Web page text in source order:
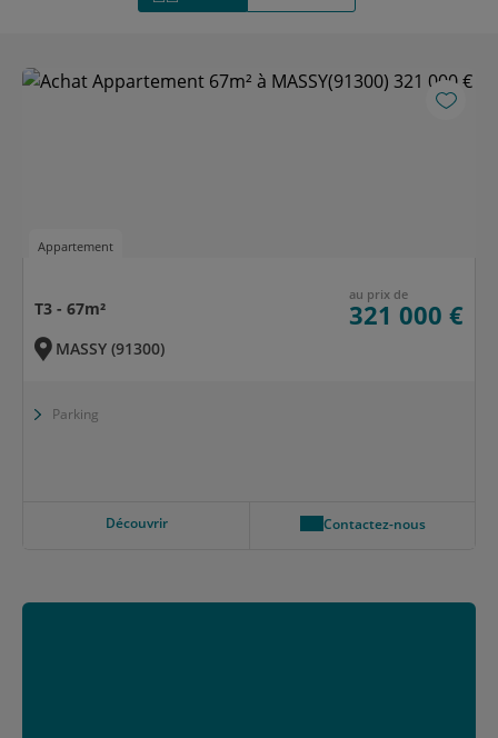
Appartement
T3 - 67m²
au prix de
321 000 €
MASSY (91300)
Parking
Découvrir Contactez-nous